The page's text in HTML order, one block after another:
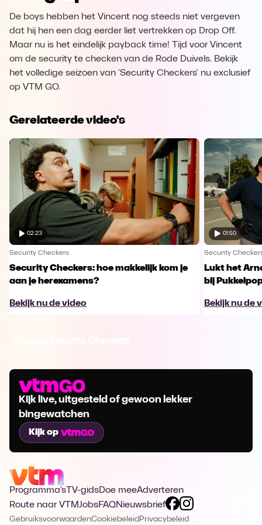
De boys hebben het Vincent nog steeds niet vergeven
dat hij hen een dag eerder liet vertrekken op Drop Off.
Maar nu is het eindelijk payback time! Tijd voor Vincent
om de security te checken van de Rode Duivels. Bekijk
het volledige seizoen van 'Security Checkers' nu exclusief
op VTM GO.
Gerelateerde video's
02:23
Security Checkers
Security Checkers: hoe makkelijk kom je
aan je herexamens?
Bekijk nu de video
01:50
Security
Lukt het
bij
Bekijk nu de
Kijk live, uitgesteld of gewoon lekker
bingewatchen
Kijk op
Programma's TV-gidsDoe meeAdverteren
Route naar VTMJobsFAQNieuwsbrief
GebruiksvoorwaardenCookiebeleid Privacybeleid